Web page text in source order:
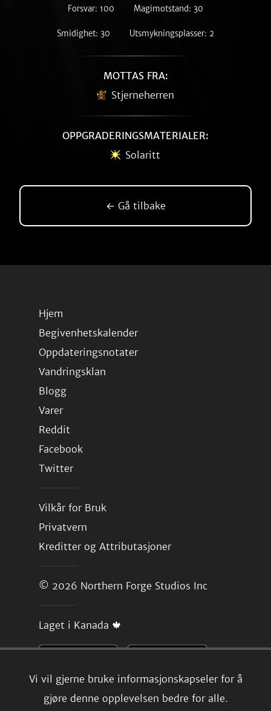
Vi vil gjerne bruke informasjonskapseler for å
gjøre denne opplevelsen bedre for alle.
Forsvar: 100 Magimotstand: 30
Smidighet: 30 Utsmykningsplasser: 2
MOTTAS FRA:
Stjerneherren
OPPGRADERINGSMATERIALER:
Solaritt
← Gå tilbake
Hjem
Begivenhetskalender
Oppdateringsnotater
Vandringsklan
Blogg
Varer
Reddit
Facebook
Twitter
Vilkår for Bruk
Privatvern
Kreditter og Attributasjoner
© 2026 Northern Forge Studios Inc
Laget i Kanada 🍁